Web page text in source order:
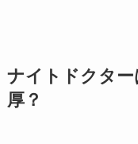
ナイトドクタ
厚？